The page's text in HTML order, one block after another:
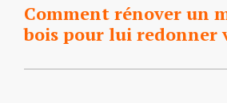
Comment rénover un
bois pour lui redonner